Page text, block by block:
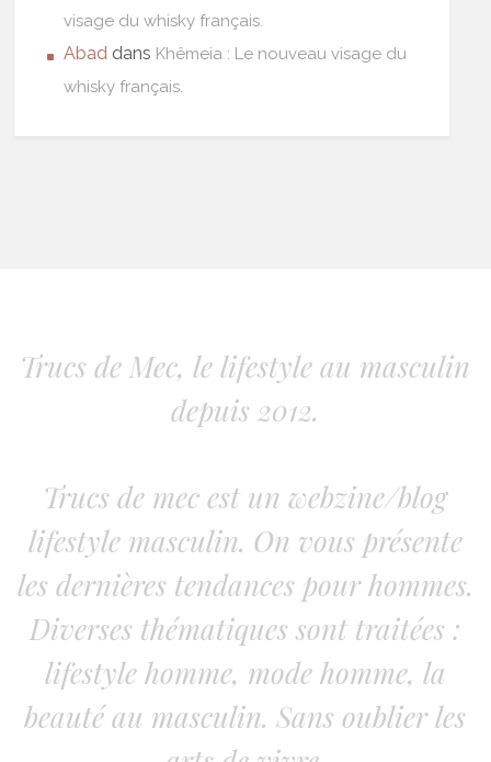
visage du whisky français.
Abad dans Khêmeia : Le nouveau visage du
whisky français.
Trucs de Mec, le lifestyle au masculin
depuis 2012.
Trucs de mec est un webzine/blog
lifestyle masculin. On vous présente
les dernières tendances pour hommes.
Diverses thématiques sont traitées :
lifestyle homme, mode homme, la
beauté au masculin. Sans oublier les